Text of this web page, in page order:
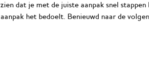
zien dat je met de juiste aanpak snel
aanpak het bedoelt. Benieuwd naar de